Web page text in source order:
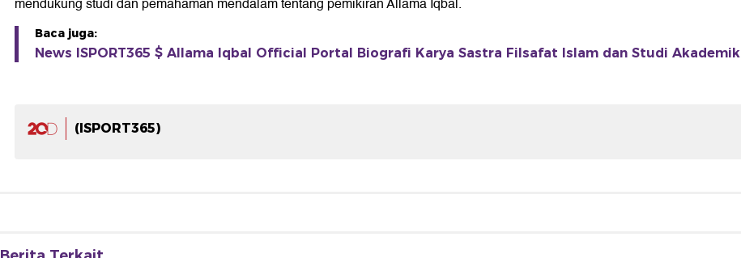
Baca juga:
News ISPORT365 $ Allama Iqbal Official Portal Biografi Karya Sastra Filsafat Islam dan Studi Akademik
(ISPORT365)